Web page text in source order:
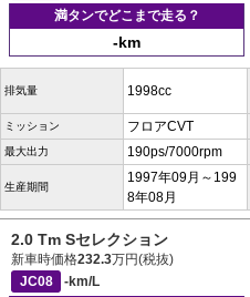
満タンでどこまで走る？
-km
排気量 1998cc
ミッション フロアCVT
最大出力 190ps/7000rpm
生産期間
1997年09月～199
8年08月
2.0 Tm Sセレクション
新車時価格232.3万円(税抜)
JC08
-km/L